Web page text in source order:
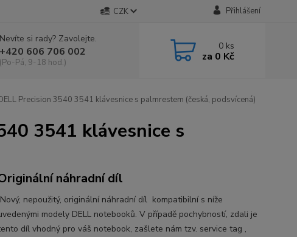
CZK Přihlášení
Nevíte si rady? Zavolejte.
+420 606 706 002
(Po-Pá, 9-18 hod.)
0 ks
za 0 Kč
Precision 3540 3541 klávesnice s palmrestem (česká, podsvícená)
3541 klávesnice s
náhradní díl
Nový, nepoužitý, originální náhradní díl kompatibilní s níže
modely DELL notebooků. V případě pochybností, zdali je
díl vhodný pro váš notebook, zašlete nám tzv. service tag ,